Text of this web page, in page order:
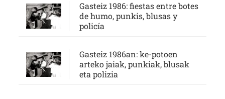
Gasteiz 1986: fiestas entre botes
de humo, punkis, blusas y
policía
Gasteiz 1986an: ke-potoen
arteko jaiak, punkiak, blusak
eta polizia